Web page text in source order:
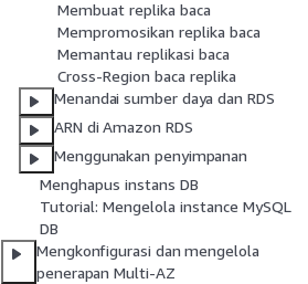
Membuat replika baca
Mempromosikan replika baca
Memantau replikasi baca
Cross-Region baca replika
Menandai sumber daya dan RDS
ARN di Amazon RDS
Menggunakan penyimpanan
Menghapus instans DB
Tutorial: Mengelola instance MySQL
DB
Mengkonfigurasi dan mengelola
penerapan Multi-AZ